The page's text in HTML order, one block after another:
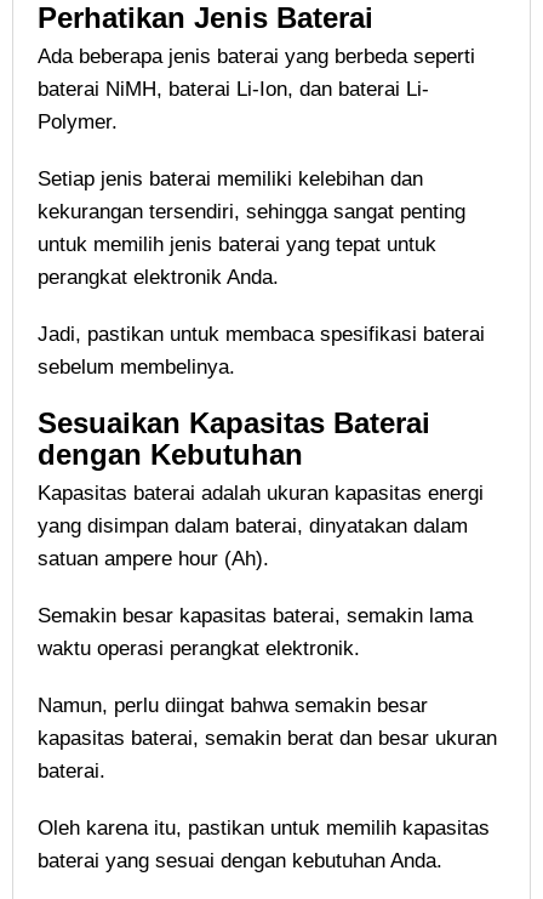
Perhatikan Jenis Baterai
Ada beberapa jenis baterai yang berbeda seperti
baterai NiMH, baterai Li-Ion, dan baterai Li-
Polymer.
Setiap jenis baterai memiliki kelebihan dan
kekurangan tersendiri, sehingga sangat penting
untuk memilih jenis baterai yang tepat untuk
perangkat elektronik Anda.
Jadi, pastikan untuk membaca spesifikasi baterai
sebelum membelinya.
Sesuaikan Kapasitas Baterai
dengan Kebutuhan
Kapasitas baterai adalah ukuran kapasitas energi
yang disimpan dalam baterai, dinyatakan dalam
satuan ampere hour (Ah).
Semakin besar kapasitas baterai, semakin lama
waktu operasi perangkat elektronik.
Namun, perlu diingat bahwa semakin besar
kapasitas baterai, semakin berat dan besar ukuran
baterai.
Oleh karena itu, pastikan untuk memilih kapasitas
baterai yang sesuai dengan kebutuhan Anda.